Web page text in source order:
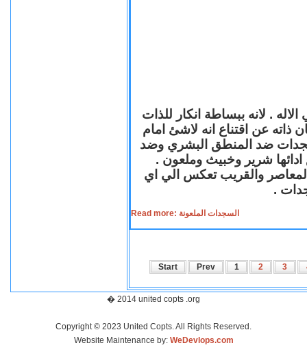
. لانه ببساطة انكار للذات
ذاته عن اقتناع انه لاشئ امام
ضد المنطق البشري وضد
ادائها شرير وخبيث وملعون .
المعاصر والقريب تعكس الي اي
.
Read more: السجدات الملعونة
Start Prev 1 2 3
� 2014 united copts .org
Copyright © 2023 United Copts. All Rights Reserved.
Website Maintenance by: WeDevlops.com